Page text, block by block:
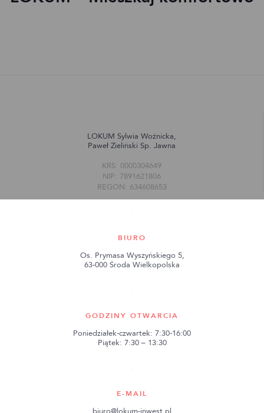
LOKUM Sylwia Woźnicka,
Paweł Zieliński Sp. Jawna
KRS: 0000304649
NIP: 7891621806
REGON: 634608653
BIURO
Os. Prymasa Wyszyńskiego 5,
63-000 Środa Wielkopolska
GODZINY OTWARCIA
Poniedziałek-czwartek: 7:30-16:00
Piątek: 7:30 – 13:30
E-MAIL